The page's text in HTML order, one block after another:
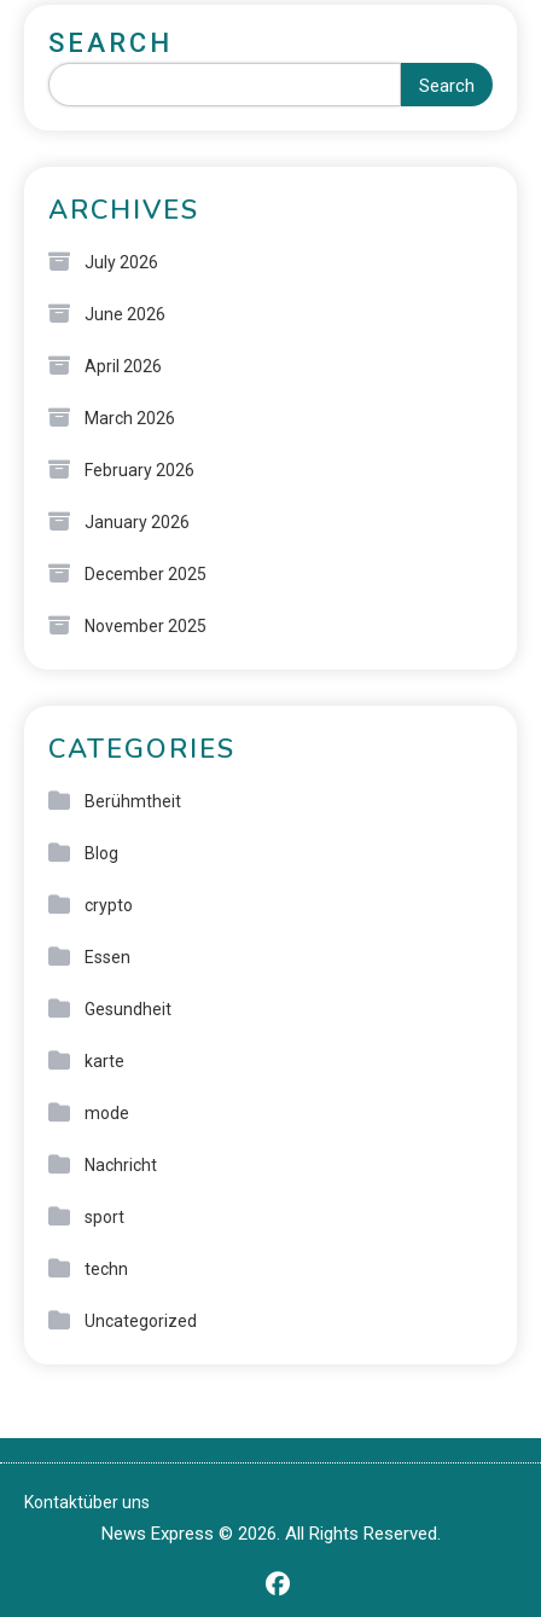
SEARCH
Search
ARCHIVES
July 2026
June 2026
April 2026
March 2026
February 2026
January 2026
December 2025
November 2025
CATEGORIES
Berühmtheit
Blog
crypto
Essen
Gesundheit
karte
mode
Nachricht
sport
techn
Uncategorized
Kontaktüber uns
News Express © 2026. All Rights Reserved.